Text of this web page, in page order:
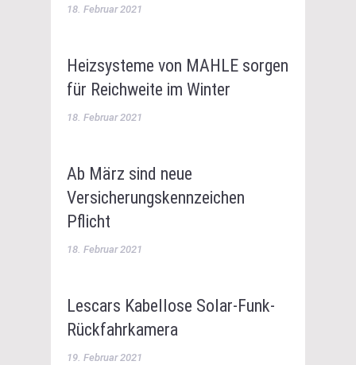
18. Februar 2021
Heizsysteme von MAHLE sorgen
für Reichweite im Winter
18. Februar 2021
Ab März sind neue
Versicherungskennzeichen
Pflicht
18. Februar 2021
Lescars Kabellose Solar-Funk-
Rückfahrkamera
19. Februar 2021